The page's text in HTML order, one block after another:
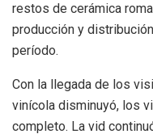
restos de cerámica
producción y
período.
Con la llegada de los
vinícola disminuyó, los
completo. La vid